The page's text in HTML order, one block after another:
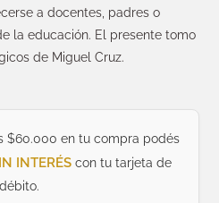
a docentes, padres o
la educación. El presente tomo
de Miguel Cruz.
$60.000 en tu compra podés
INTERÉScon tu tarjeta de
débito.